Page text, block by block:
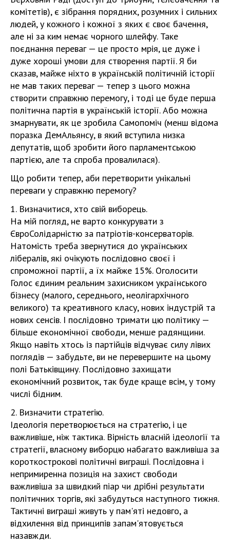
комітетів), є зібрання порядних, розумних і сильних
людей, у кожного і кожної з яких є своє бачення,
але ні за ким немає чорного шлейфу. Таке
поєднання переваг — це просто мрія, це дуже і
дуже хороші умови для створення партії. Я би
сказав, майже ніхто в українській політичній історії
не мав таких переваг — тепер з цього можна
створити справжню перемогу, і тоді це буде перша
політична партія в українській історії. Або можна
змарнувати, як це зробила Самопоміч (менш відома
поразка ДемАльянсу, в який вступила низка
депутатів, щоб зробити його парламентською
партією, але та спроба провалилася).
Що робити тепер, аби перетворити унікальні
переваги у справжню перемогу?
1. Визначитися, хто свій виборець.
На мій погляд, не варто конкурувати з
ЄвроСолідарністю за патріотів-консерваторів.
Натомість треба звернутися до українських
лібералів, які очікують послідовно своєї і
спроможної партії, а їх майже 15%. Оголосити
Голос єдиним реальним захисником українського
бізнесу (малого, середнього, неолігархічного
великого) та креативного класу, нових індустрій та
нових сенсів. І послідовно тримати цю політику —
більше економічної свободи, менше радянщини.
Якщо навіть хтось із партійців відчуває силу лівих
поглядів — забудьте, ви не перевершите на цьому
полі Батьківщину. Послідовно захищати
економічний розвиток, так буде краще всім, у тому
числі бідним.
2. Визначити стратегію.
Ідеологія перетворюється на стратегію, і це
важливіше, ніж тактика. Вірність власній ідеології та
стратегії, власному виборцю набагато важливіша за
короткострокові політичні виграші. Послідовна і
непримиренна позиція на захист свободи
важливіша за швидкий піар чи дрібні результати
політичних торгів, які забудуться наступного тижня.
Тактичні виграші живуть у пам'яті недовго, а
відхилення від принципів запам'ятовується
назавжди.